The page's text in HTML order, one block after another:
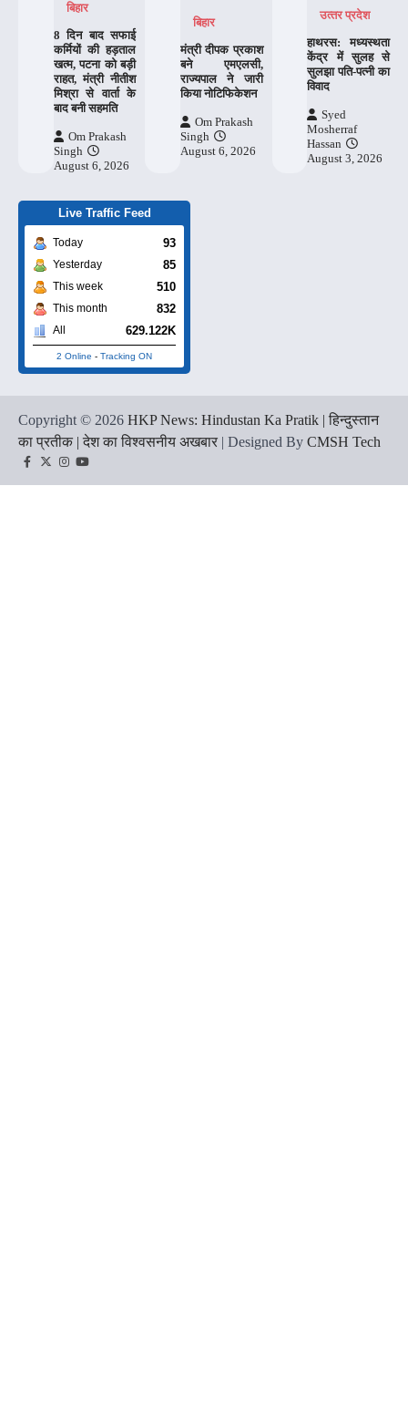
बिहार
8 दिन बाद सफाई
कर्मियों की हड़ताल
खत्म, पटना को बड़ी
राहत, मंत्री नीतीश
मिश्रा से वार्ता के
बाद बनी सहमति
Om Prakash
Singh
August 6, 2026
बिहार
मंत्री दीपक प्रकाश
बने एमएलसी,
राज्यपाल ने जारी
किया नोटिफिकेशन
Om Prakash
Singh
August 6, 2026
उत्‍तर प्रदेश
हाथरस: मध्यस्थता
केंद्र में सुलह से
सुलझा पति-पत्नी का
विवाद
Syed
Mosherraf
Hassan
August 3, 2026
Live Traffic Feed
Today 93
Yesterday 85
This week 510
This month 832
All 629.122K
2 Online - Tracking ON
Copyright © 2026 HKP News: Hindustan Ka Pratik | हिन्दुस्तान
का प्रतीक | देश का विश्वसनीय अखबार | Designed By CMSH Tech
Facebook
TwitterInstagram
YouTube